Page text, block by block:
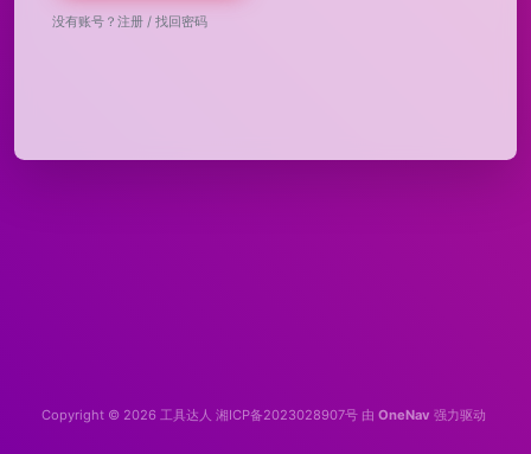
没有账号？ 注册 / 找回密码
Copyright © 2026 工具达人 湘ICP备2023028907号 由 OneNav 强力驱动